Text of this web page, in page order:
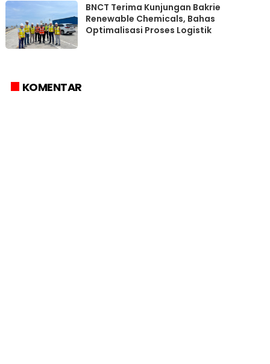
BNCT Terima Kunjungan Bakrie
Renewable Chemicals, Bahas
Optimalisasi Proses Logistik
KOMENTAR